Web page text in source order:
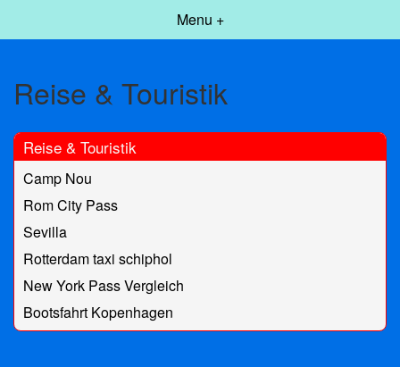
Menu +
Reise & Touristik
Reise & Touristik
Camp Nou
Rom City Pass
Sevilla
Rotterdam taxi schiphol
New York Pass Vergleich
Bootsfahrt Kopenhagen